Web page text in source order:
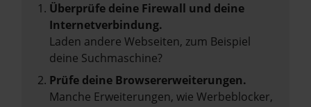
Überprüfe deine Firewall und deine
Internetverbindung.
Laden andere Webseiten, zum Beispiel
deine Suchmaschine?
Prüfe deine Browsererweiterungen.
Manche Erweiterungen, wie Werbeblocker,